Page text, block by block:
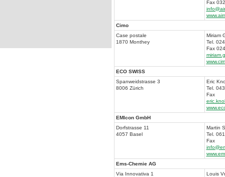
Fax
Cimo
Case postale
1870 Monthey
Miriam
Tel.
Fax
ECO SWISS
Spanweidstrasse 3
8006 Zürich
Eric
Tel.
Fax
EMIcon GmbH
Dorfstrasse 11
4057 Basel
Martin
Tel.
Fax
Ems-Chemie AG
Via Innovativa 1
Louis